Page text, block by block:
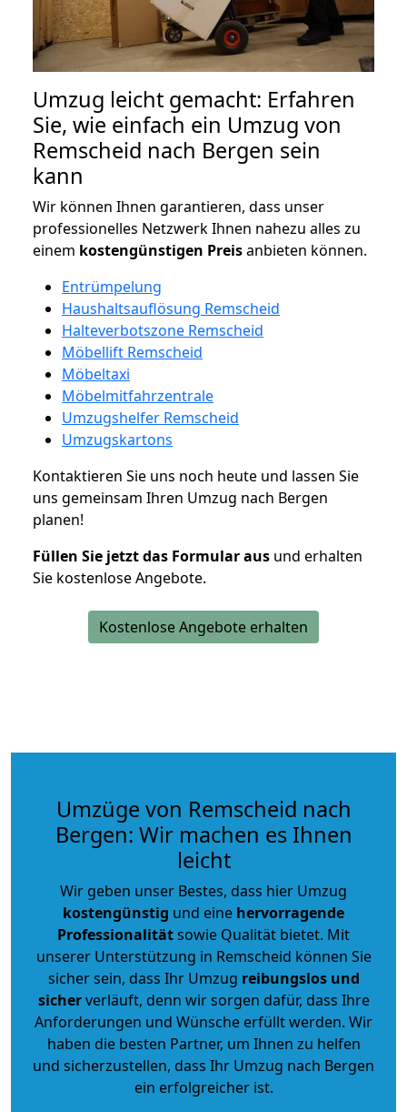
Umzug leicht gemacht: Erfahren
Sie, wie einfach ein Umzug von
Remscheid nach Bergen sein
kann
Wir können Ihnen garantieren, dass unser
professionelles Netzwerk Ihnen nahezu alles zu
einem kostengünstigen Preisanbieten können.
Entrümpelung
Haushaltsauflösung Remscheid
Halteverbotszone Remscheid
Möbellift Remscheid
Möbeltaxi
Möbelmitfahrzentrale
Umzugshelfer Remscheid
Umzugskartons
Kontaktieren Sie uns noch heute und lassen Sie
uns gemeinsam Ihren Umzug nach Bergen
planen!
Füllen Sie jetzt das Formular aus und erhalten
Sie kostenlose Angebote.
Kostenlose Angebote erhalten
Umzüge von Remscheid nach
Bergen: Wir machen es Ihnen
leicht
Wir geben unser Bestes, dass hier Umzug
kostengünstig und eine hervorragende
Professionalitätsowie Qualität bietet. Mit
unserer Unterstützung in Remscheid können Sie
sicher sein, dass Ihr Umzug reibungslos und
sicherverläuft, denn wir sorgen dafür, dass Ihre
Anforderungen und Wünsche erfüllt werden. Wir
haben die besten Partner, um Ihnen zu helfen
und sicherzustellen, dass Ihr Umzug nach Bergen
ein erfolgreicher ist.